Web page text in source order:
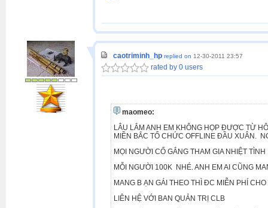
caotriminh_hp replied on 12-30-2011 23:57
rated by 0 users
maomeo:
LÂU LẮM ANH EM KHÔNG HỌP ĐƯỢC TỪ
MIỀN BẮC TỔ CHỨC OFFLINE ĐẦU XUÂN.
MỌI NGƯỜI CỐ GẮNG THAM GIA NHIỆT
MỖI NGƯỜI 100K NHÉ. ANH EM AI CŨNG
MANG B ẠN GÁI THEO THÌ ĐC MIỄN PHÍ
LIÊN HỆ VỚI BAN QUẢN TRỊ CLB